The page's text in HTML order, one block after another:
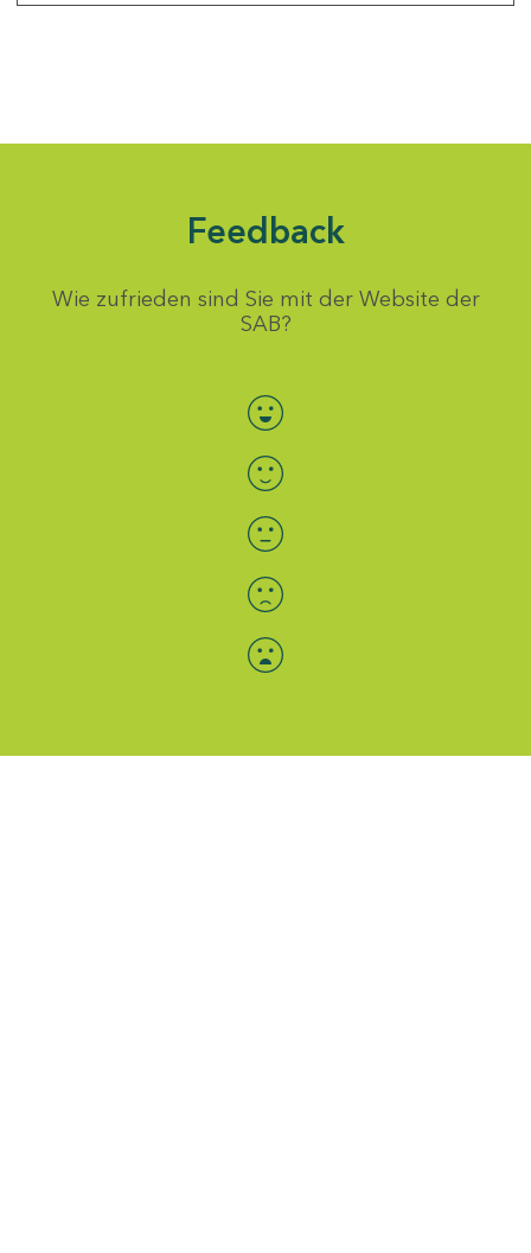
Feedback
Wie zufrieden sind Sie mit der Website der
SAB?
Bewertung auswählen